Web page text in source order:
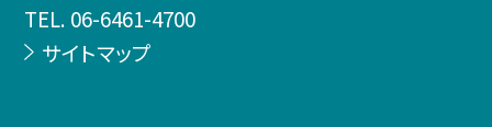
TEL. 06-6461-4700
サイトマップ